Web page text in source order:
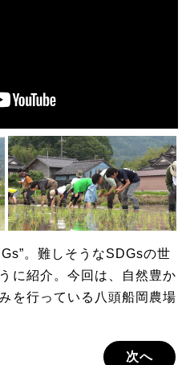
。難しそうなSDGsの世
に紹介。今回は、自然豊か
を行っている八頭船岡農場
次へ